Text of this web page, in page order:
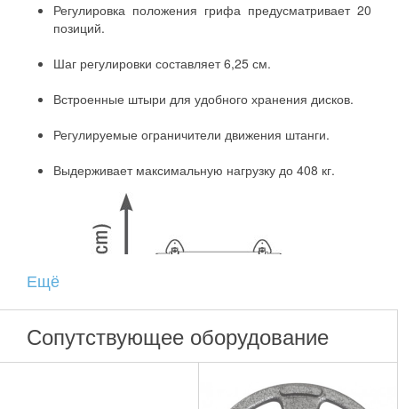
Регулировка положения грифа предусматривает 20
позиций.
Шаг регулировки составляет 6,25 см.
Встроенные штыри для удобного хранения дисков.
Регулируемые ограничители движения штанги.
Выдерживает максимальную нагрузку до 408 кг.
Ещё
Сопутствующее оборудование